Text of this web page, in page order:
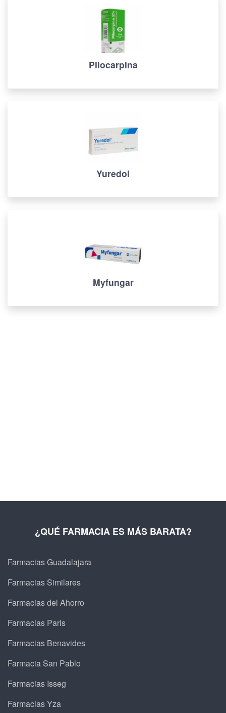
Pilocarpina
Yuredol
Myfungar
¿QUÉ FARMACIA ES MÁS BARATA?
Farmacias Guadalajara
Farmacias Similares
Farmacias del Ahorro
Farmacias Paris
Farmacias Benavides
Farmacia San Pablo
Farmacias Isseg
Farmacias Yza